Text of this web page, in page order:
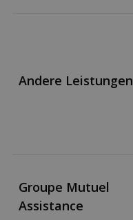
Andere Leistungen
Groupe Mutuel
Assistance